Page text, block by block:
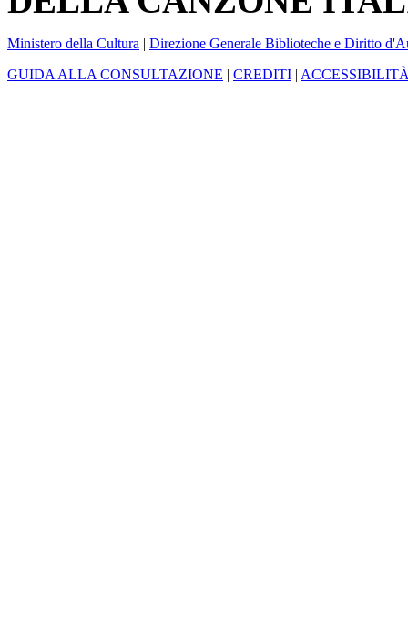
Ministero della Cultura | Direzione Generale Biblioteche e Diritto
GUIDA ALLA CONSULTAZIONE | CREDITI |